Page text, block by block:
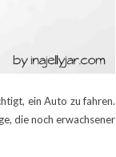
ein Auto zu fahren.
die noch erwachsener